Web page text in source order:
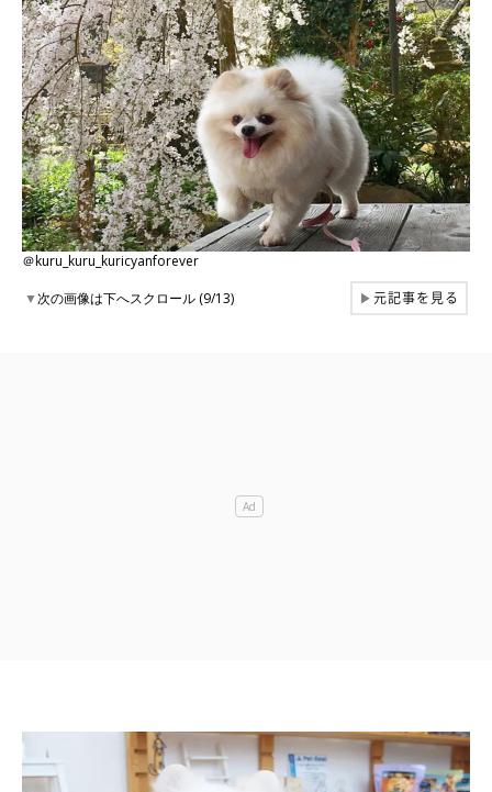
＠kuru_kuru_kuricyanforever
▼次の画像は下へスクロール (9/13) ▶元記事を見る